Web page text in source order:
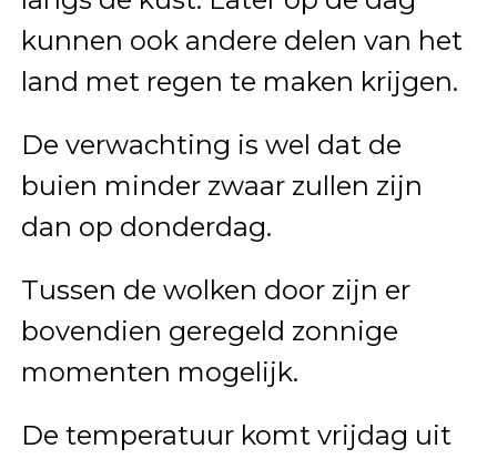
kunnen ook andere delen van het
land met regen te maken krijgen.
De verwachting is wel dat de
buien minder zwaar zullen zijn
dan op donderdag.
Tussen de wolken door zijn er
bovendien geregeld zonnige
momenten mogelijk.
De temperatuur komt vrijdag uit